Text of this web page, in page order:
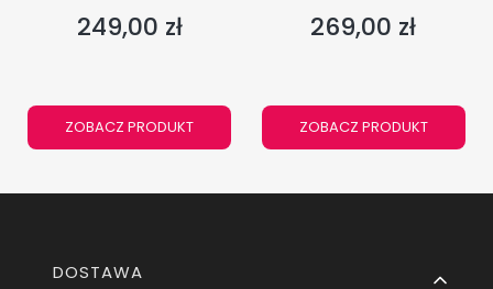
Cena
249,00 zł
ZOBACZ PRODUKT
Cena
269,00 zł
ZOBACZ PRODUKT
Linki w stopce
DOSTAWA